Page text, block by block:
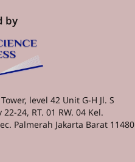
by
level 42 Unit G-H Jl. S
22-24, RT. 01 RW. 04 Kel.
Palmerah Jakarta Barat 11480